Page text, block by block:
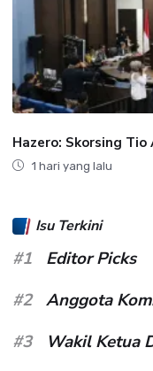
Hazero: Skorsing Tio
1 hari yang lalu
Isu Terkini
#1
Editor Picks
#2
Anggota
#3
Wakil Ketua